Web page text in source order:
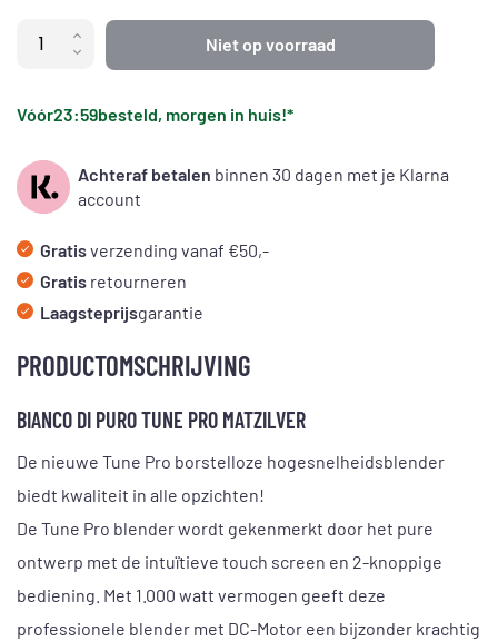
Niet op voorraad
Vóór23:59besteld, morgen in huis!*
Achteraf betalen binnen 30 dagen met je Klarna
account
Gratisverzending vanaf €50,-
Gratis retourneren
Laagsteprijsgarantie
PRODUCTOMSCHRIJVING
BIANCO DI PURO TUNE PRO MATZILVER
De nieuwe Tune Pro borstelloze hogesnelheidsblender
biedt kwaliteit in alle opzichten!
De Tune Pro blender wordt gekenmerkt door het pure
ontwerp met de intuïtieve touch screen en 2-knoppige
bediening. Met 1.000 watt vermogen geeft deze
professionele blender met DC-Motor een bijzonder krachtig